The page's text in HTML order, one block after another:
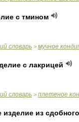
с тмином
словарь > мучное
с лакрицей
словарь > плетеное
изделие из сдобного